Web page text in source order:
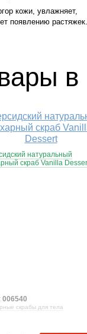
кожи, увлажняет,
появлению растяжек.
в
натуральный
скраб Vanilla
скрабы для тела
006540